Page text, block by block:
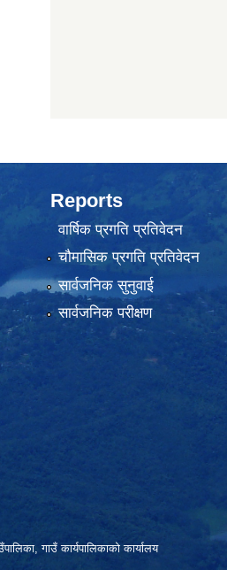
Reports
वार्षिक प्रगति प्रतिवेदन
चौमासिक प्रगति प्रतिवेदन
सार्वजनिक सुनुवाई
सार्वजनिक परीक्षण
गाउँ कार्यपालिकाको कार्यालय